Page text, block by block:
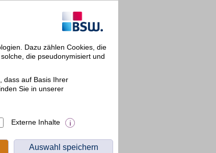
Dazu zählen Cookies, die
die pseudonymisiert und
dass auf Basis Ihrer
Sie in unserer
Externe Inhalte
Auswahl speichern